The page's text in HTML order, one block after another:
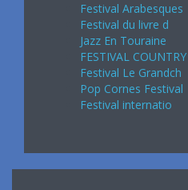
Festival Arabesques
Festival du livre d
Jazz En Touraine
FESTIVAL
Festival Le Grandch
Pop Cornes Festival
Festival internatio